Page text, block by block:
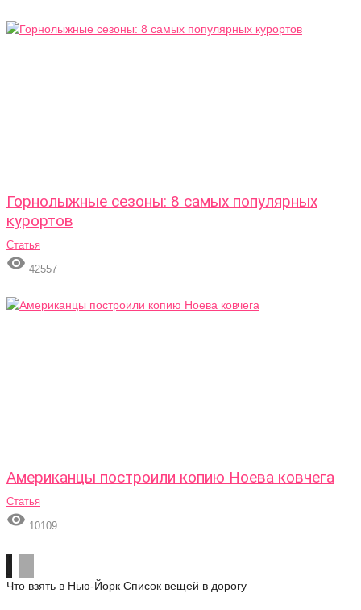
Горнолыжные сезоны: 8 самых популярных
курортов
Статья
 42557
Американцы построили копию Ноева ковчега
Статья
 10109
Что взять в Нью-Йорк Список вещей в дорогу